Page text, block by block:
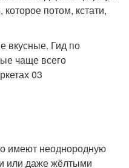
потом, кстати,
имеют неоднородную
или даже жёлтыми